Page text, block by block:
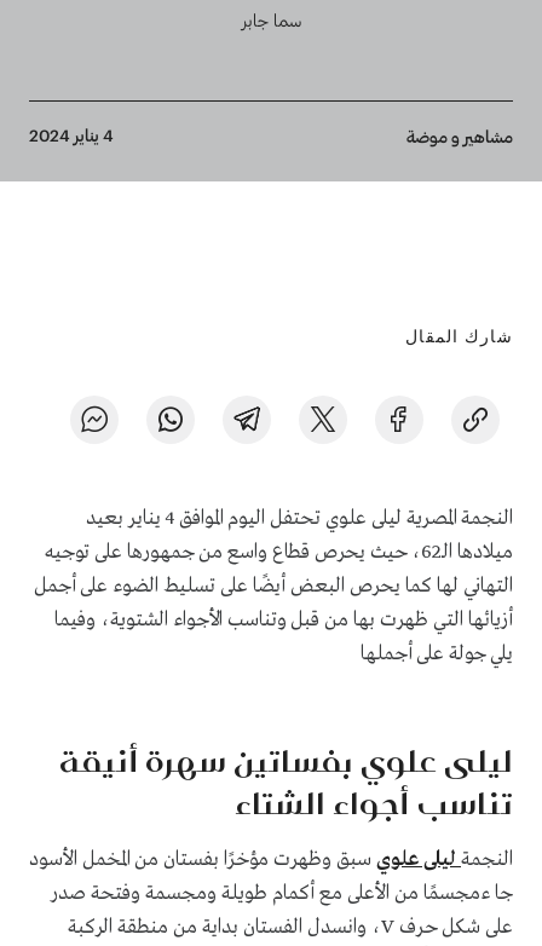
سما جابر
Breadcrumb
مشاهير و موضة 4 يناير 2024
شارك المقال
النجمة المصرية ليلى علوي تحتفل اليوم الموافق 4 يناير بعيد
ميلادها الـ62، حيث يحرص قطاع واسع من جمهورها على توجيه
التهاني لها كما يحرص البعض أيضًا على تسليط الضوء على أجمل
أزيائها التي ظهرت بها من قبل وتناسب الأجواء الشتوية، وفيما
يلي جولة على أجملها
ليلى علوي بفساتين سهرة أنيقة
تناسب أجواء الشتاء
النجمة ليلى علوي سبق وظهرت مؤخرًا بفستان من المخمل الأسود
جا ءمجسمًا من الأعلى مع أكمام طويلة ومجسمة وفتحة صدر
على شكل حرف V، وانسدل الفستان بداية من منطقة الركبة